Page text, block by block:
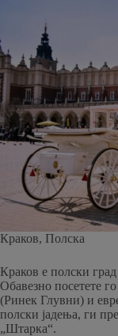
Краков, Полска
Краков е полски
Обавезно посетете
(Ринек Глувни) и
полски јадења, ги
„Штарка“.